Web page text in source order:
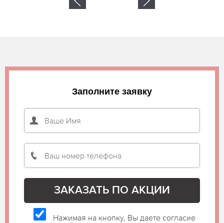
Заполните заявку
Нажимая на кнопку, Вы даете согласие